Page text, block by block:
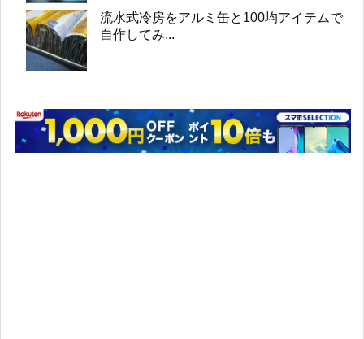
流水式冷房をアルミ缶と100均アイテムで
自作してみ...